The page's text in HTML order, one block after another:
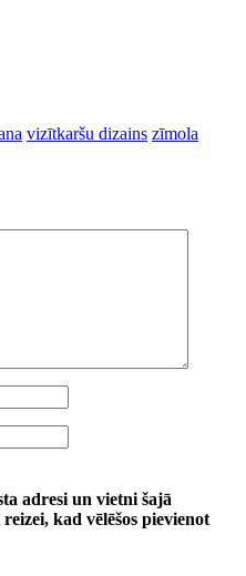
vizītkaršu dizains zīmola
adresi un vietni šajā
kad vēlēšos pievienot